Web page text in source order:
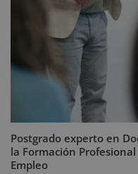
Postgrado experto en
la Formación
Empleo